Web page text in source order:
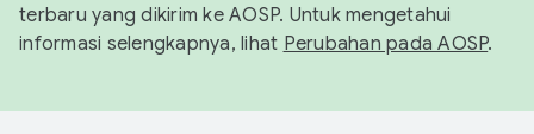
terbaru yang dikirim ke AOSP. Untuk mengetahui
informasi selengkapnya, lihat Perubahan pada AOSP.